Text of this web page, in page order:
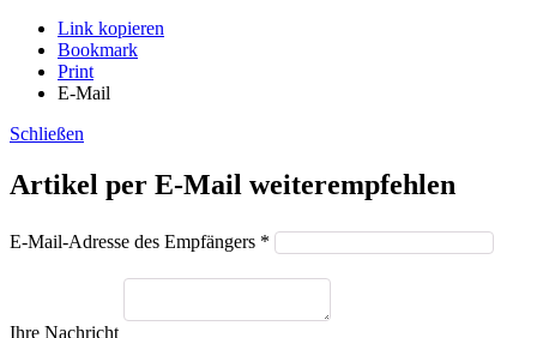
Link kopieren
Bookmark
Print
E-Mail
Schließen
Artikel per E-Mail weiterempfehlen
E-Mail-Adresse des Empfängers *
Ihre Nachricht